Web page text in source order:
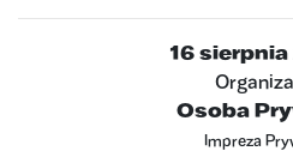
16 sierpnia
Osoba
Impreza